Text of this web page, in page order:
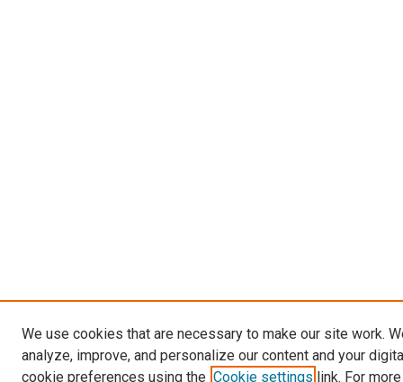
We use cookies that are necessary to make our site work.
analyze, improve, and personalize our content and your
cookie preferences using the Cookie settings link. For